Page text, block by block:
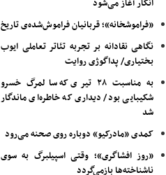
انکار آغاز می‌شود
«فراموشخانه»؛ قربانیان فراموش‌شده‌ی تاریخ
نگاهی نقادانه بر تجربه تئاتر تعاملی ایوب
بختیاری/ پداگوژی روایت
به مناسبت ۲۸ تیری که سالمرگ خسرو
شکیبایی بود/ دیداری که خاطره‌ای ماندگار
شد
کمدی «مادرکیو» دوباره روی صحنه می‌رود
«روز افشاگری»؛ وقتی اسپیلبرگ به سوی
ناشناخته‌ها بازمی‌گردد